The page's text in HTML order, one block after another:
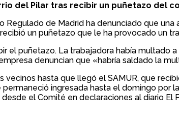
del Pilar tras recibir un puñetazo del
de Madrid ha denunciado que
un puñetazo que le ha provocado un
el puñetazo. La trabajadora había multado
denuncian que «habría saldado la
hasta que llegó el SAMUR, que
ingresada hasta el domingo por
el Comité en declaraciones al diario El